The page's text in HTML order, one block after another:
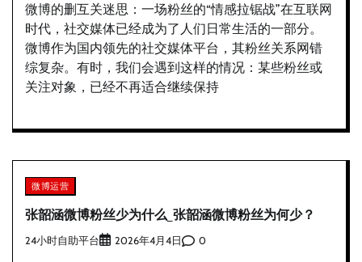
微博的删互关迷思：一场粉丝的“情感拉锯战”在互联网
时代，社交媒体已经成为了人们日常生活的一部分。
微博作为国内领先的社交媒体平台，其粉丝关系网错
综复杂。有时，我们会遇到这样的情况：某些粉丝或
关注对象，已经不再适合继续保持
微博运营
张韶涵微博粉丝少为什么_张韶涵微博粉丝为何少？
24小时自助平台 2026年4月4日 0